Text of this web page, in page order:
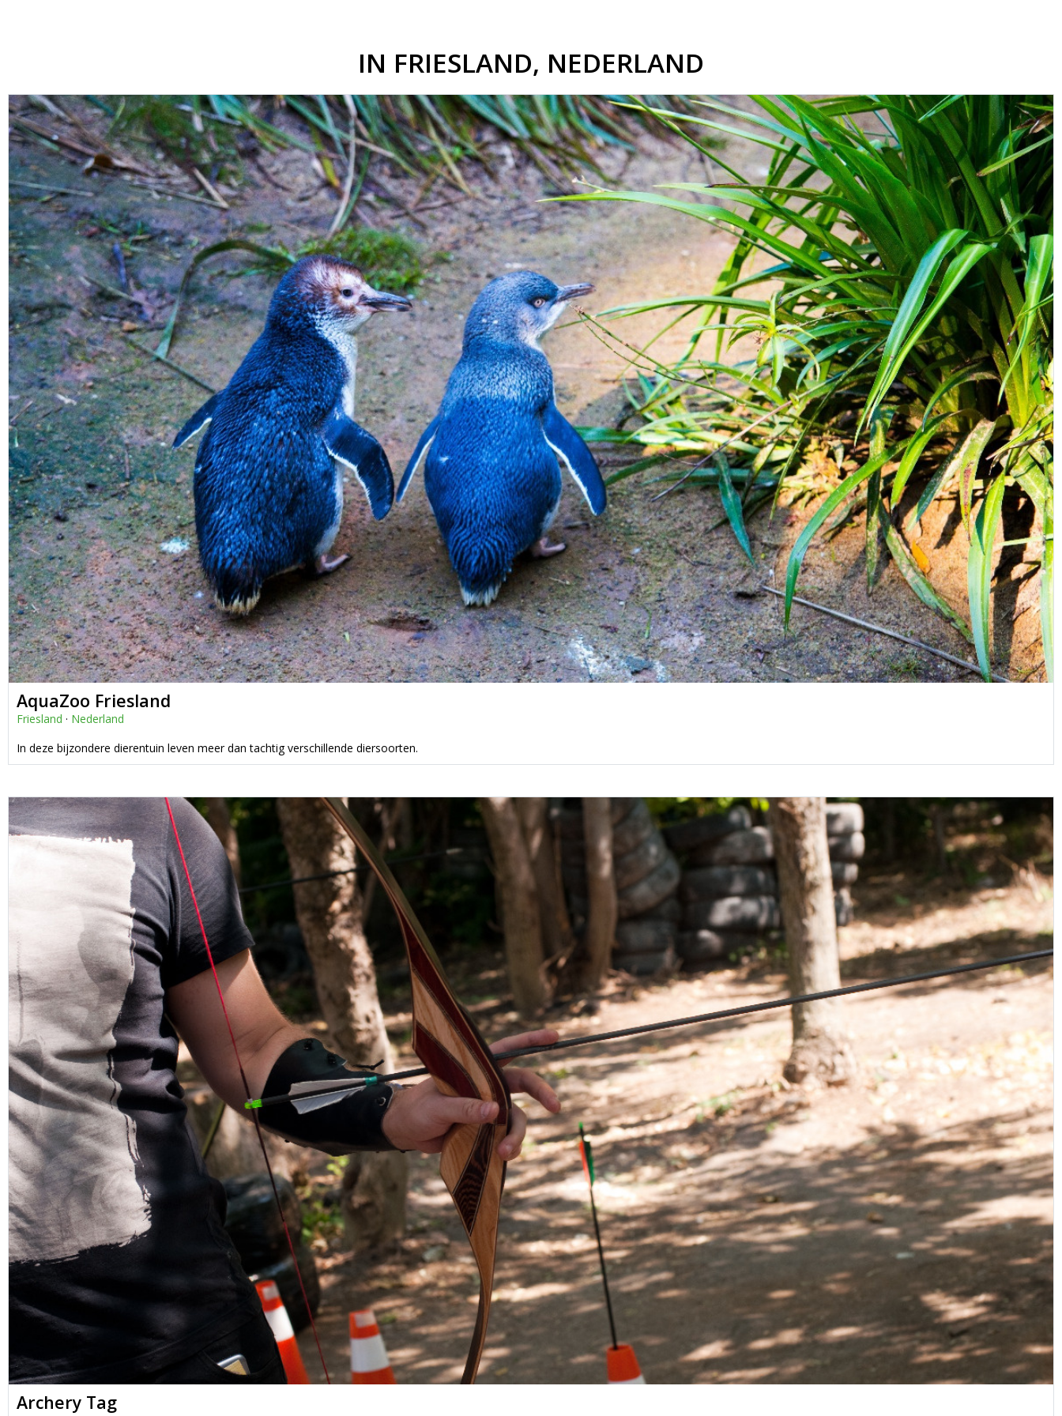
IN FRIESLAND, NEDERLAND
AquaZoo Friesland
Friesland · Nederland
In deze bijzondere dierentuin leven meer dan tachtig verschillende diersoorten.
Archery Tag